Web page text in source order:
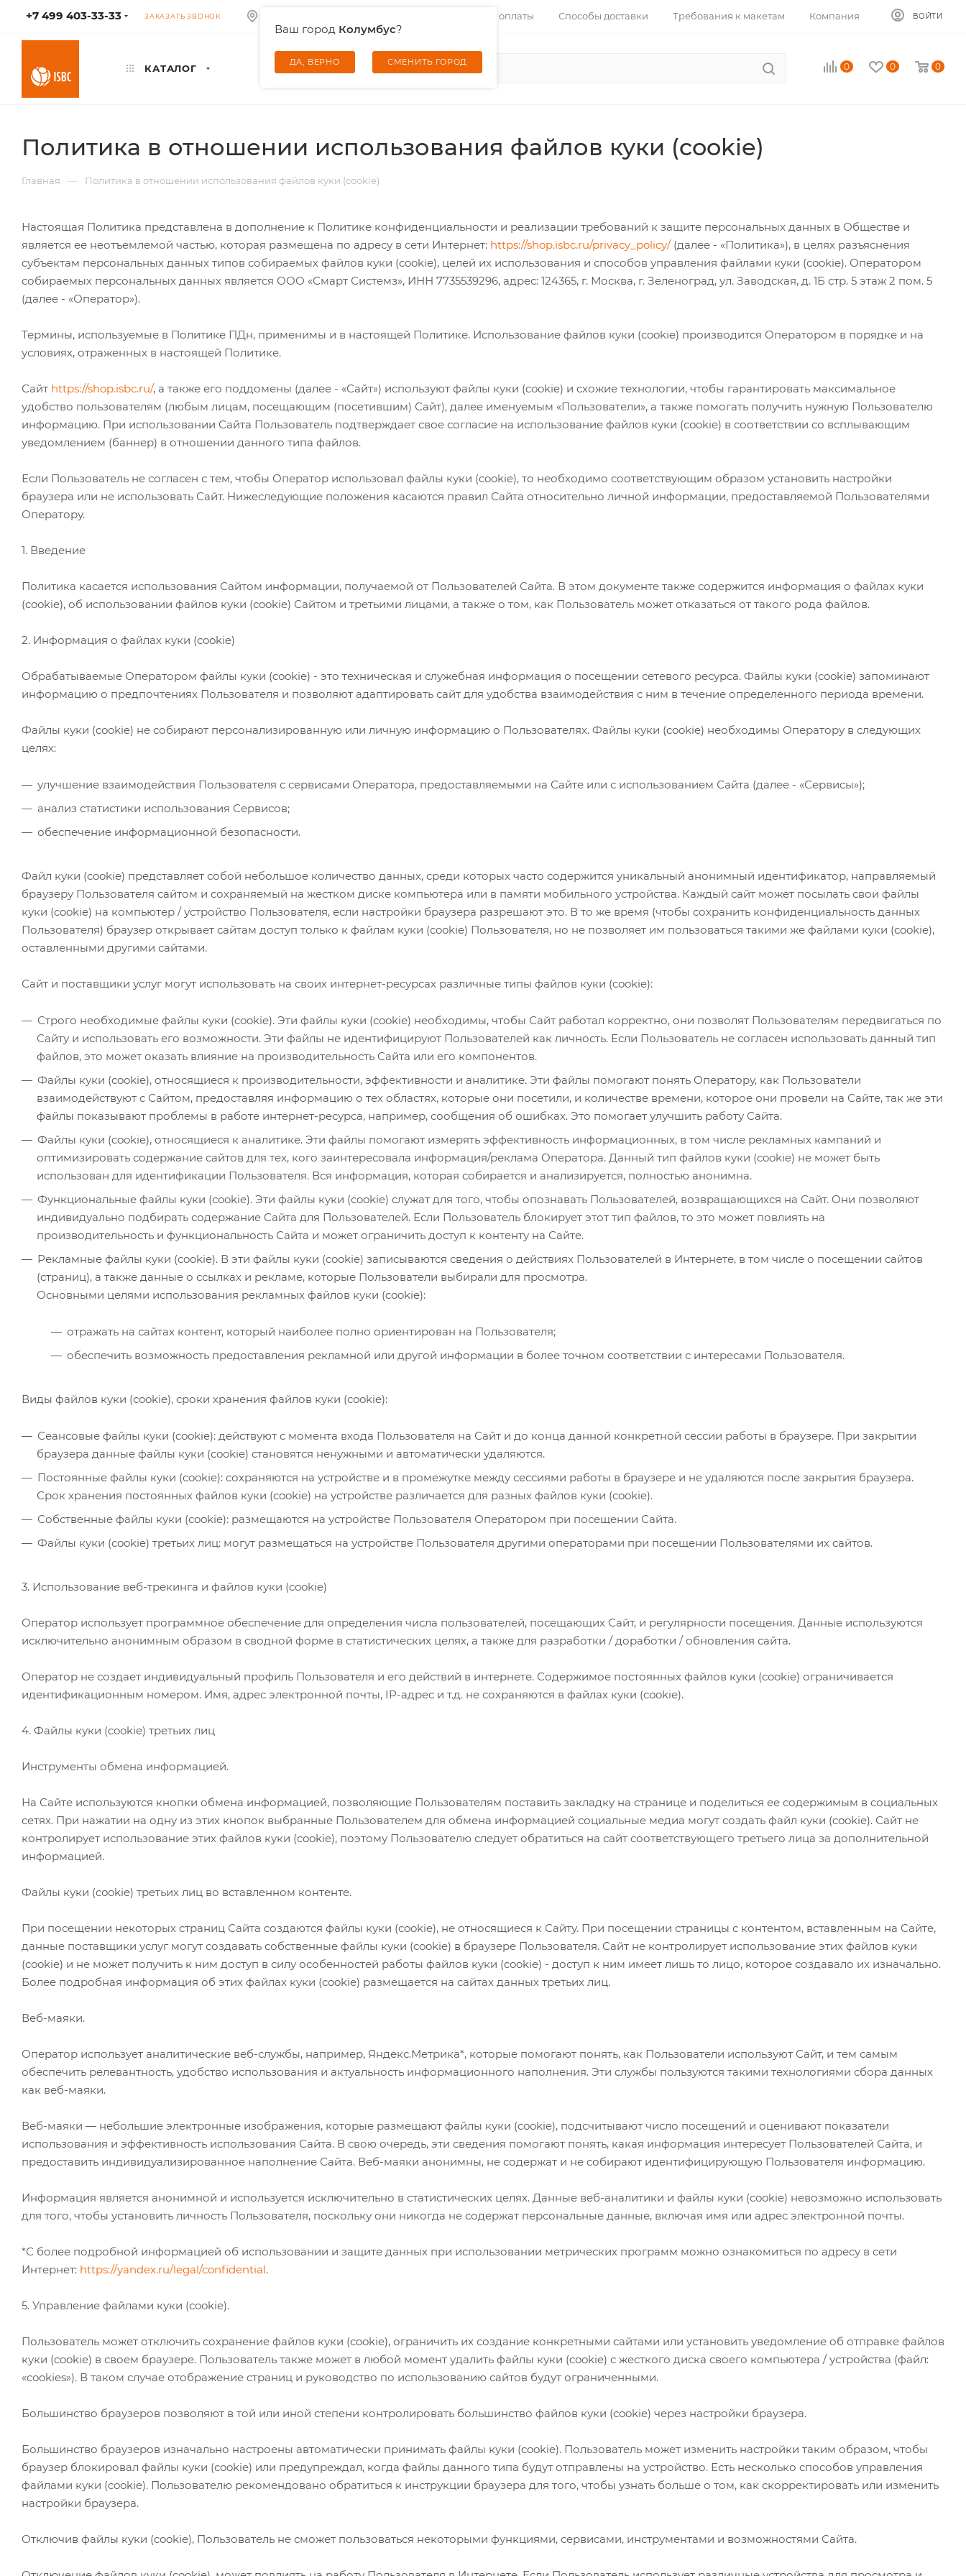
+7 499 403-33-33 ЗАКАЗАТЬ ЗВОНОК
Ваш город Колумбус?
ДА, ВЕРНО СМЕНИТЬ ГОРОД
Способы оплаты Способы доставки Требования к макетам Компания ВОЙТИ
КАТАЛОГ 0 0 0
Политика в отношении использования файлов куки (cookie)
Главная — Политика в отношении использования файлов куки (cookie)
Настоящая Политика представлена в дополнение к Политике конфиденциальности и реализации требований к защите персональных данных в Обществе и
является ее неотъемлемой частью, которая размещена по адресу в сети Интернет: https://shop.isbc.ru/privacy_policy/(далее - «Политика»), в целях разъяснения
субъектам персональных данных типов собираемых файлов куки (cookie), целей их использования и способов управления файлами куки (cookie). Оператором
собираемых персональных данных является ООО «Смарт Системз», ИНН 7735539296, адрес: 124365, г. Москва, г. Зеленоград, ул. Заводская, д. 1Б стр. 5 этаж 2 пом. 5
(далее - «Оператор»).
Термины, используемые в Политике ПДн, применимы и в настоящей Политике. Использование файлов куки (cookie) производится Оператором в порядке и на
условиях, отраженных в настоящей Политике.
Сайт https://shop.isbc.ru/, а также его поддомены (далее - «Сайт») используют файлы куки (cookie) и схожие технологии, чтобы гарантировать максимальное
удобство пользователям (любым лицам, посещающим (посетившим) Сайт), далее именуемым «Пользователи», а также помогать получить нужную Пользователю
информацию. При использовании Сайта Пользователь подтверждает свое согласие на использование файлов куки (cookie) в соответствии со всплывающим
уведомлением (баннер) в отношении данного типа файлов.
Если Пользователь не согласен с тем, чтобы Оператор использовал файлы куки (cookie), то необходимо соответствующим образом установить настройки
браузера или не использовать Сайт. Нижеследующие положения касаются правил Сайта относительно личной информации, предоставляемой Пользователями
Оператору.
1. Введение
Политика касается использования Сайтом информации, получаемой от Пользователей Сайта. В этом документе также содержится информация о файлах куки
(cookie), об использовании файлов куки (cookie) Сайтом и третьими лицами, а также о том, как Пользователь может отказаться от такого рода файлов.
2. Информация о файлах куки (cookie)
Обрабатываемые Оператором файлы куки (cookie) - это техническая и служебная информация о посещении сетевого ресурса. Файлы куки (cookie) запоминают
информацию о предпочтениях Пользователя и позволяют адаптировать сайт для удобства взаимодействия с ним в течение определенного периода времени.
Файлы куки (cookie) не собирают персонализированную или личную информацию о Пользователях. Файлы куки (cookie) необходимы Оператору в следующих
целях:
улучшение взаимодействия Пользователя с сервисами Оператора, предоставляемыми на Сайте или с использованием Сайта (далее - «Сервисы»);
анализ статистики использования Сервисов;
обеспечение информационной безопасности.
Файл куки (cookie) представляет собой небольшое количество данных, среди которых часто содержится уникальный анонимный идентификатор, направляемый
браузеру Пользователя сайтом и сохраняемый на жестком диске компьютера или в памяти мобильного устройства. Каждый сайт может посылать свои файлы
куки (cookie) на компьютер / устройство Пользователя, если настройки браузера разрешают это. В то же время (чтобы сохранить конфиденциальность данных
Пользователя) браузер открывает сайтам доступ только к файлам куки (cookie) Пользователя, но не позволяет им пользоваться такими же файлами куки (cookie),
оставленными другими сайтами.
Сайт и поставщики услуг могут использовать на своих интернет-ресурсах различные типы файлов куки (cookie):
Строго необходимые файлы куки (cookie). Эти файлы куки (cookie) необходимы, чтобы Сайт работал корректно, они позволят Пользователям передвигаться по
Сайту и использовать его возможности. Эти файлы не идентифицируют Пользователей как личность. Если Пользователь не согласен использовать данный тип
файлов, это может оказать влияние на производительность Сайта или его компонентов.
Файлы куки (cookie), относящиеся к производительности, эффективности и аналитике. Эти файлы помогают понять Оператору, как Пользователи
взаимодействуют с Сайтом, предоставляя информацию о тех областях, которые они посетили, и количестве времени, которое они провели на Сайте, так же эти
файлы показывают проблемы в работе интернет-ресурса, например, сообщения об ошибках. Это помогает улучшить работу Сайта.
Файлы куки (cookie), относящиеся к аналитике. Эти файлы помогают измерять эффективность информационных, в том числе рекламных кампаний и
оптимизировать содержание сайтов для тех, кого заинтересовала информация/реклама Оператора. Данный тип файлов куки (cookie) не может быть
использован для идентификации Пользователя. Вся информация, которая собирается и анализируется, полностью анонимна.
Функциональные файлы куки (cookie). Эти файлы куки (cookie) служат для того, чтобы опознавать Пользователей, возвращающихся на Сайт. Они позволяют
индивидуально подбирать содержание Сайта для Пользователей. Если Пользователь блокирует этот тип файлов, то это может повлиять на
производительность и функциональность Сайта и может ограничить доступ к контенту на Сайте.
Рекламные файлы куки (cookie). В эти файлы куки (cookie) записываются сведения о действиях Пользователей в Интернете, в том числе о посещении сайтов
(страниц), а также данные о ссылках и рекламе, которые Пользователи выбирали для просмотра.
Основными целями использования рекламных файлов куки (cookie):
отражать на сайтах контент, который наиболее полно ориентирован на Пользователя;
обеспечить возможность предоставления рекламной или другой информации в более точном соответствии с интересами Пользователя.
Виды файлов куки (cookie), сроки хранения файлов куки (cookie):
Сеансовые файлы куки (cookie): действуют с момента входа Пользователя на Сайт и до конца данной конкретной сессии работы в браузере. При закрытии
браузера данные файлы куки (cookie) становятся ненужными и автоматически удаляются.
Постоянные файлы куки (cookie): сохраняются на устройстве и в промежутке между сессиями работы в браузере и не удаляются после закрытия браузера.
Срок хранения постоянных файлов куки (cookie) на устройстве различается для разных файлов куки (cookie).
Собственные файлы куки (cookie): размещаются на устройстве Пользователя Оператором при посещении Сайта.
Файлы куки (cookie) третьих лиц: могут размещаться на устройстве Пользователя другими операторами при посещении Пользователями их сайтов.
3. Использование веб-трекинга и файлов куки (cookie)
Оператор использует программное обеспечение для определения числа пользователей, посещающих Сайт, и регулярности посещения. Данные используются
исключительно анонимным образом в сводной форме в статистических целях, а также для разработки / доработки / обновления сайта.
Оператор не создает индивидуальный профиль Пользователя и его действий в интернете. Содержимое постоянных файлов куки (cookie) ограничивается
идентификационным номером. Имя, адрес электронной почты, IP-адрес и т.д. не сохраняются в файлах куки (cookie).
4. Файлы куки (cookie) третьих лиц
Инструменты обмена информацией.
На Сайте используются кнопки обмена информацией, позволяющие Пользователям поставить закладку на странице и поделиться ее содержимым в социальных
сетях. При нажатии на одну из этих кнопок выбранные Пользователем для обмена информацией социальные медиа могут создать файл куки (cookie). Сайт не
контролирует использование этих файлов куки (cookie), поэтому Пользователю следует обратиться на сайт соответствующего третьего лица за дополнительной
информацией.
Файлы куки (cookie) третьих лиц во вставленном контенте.
При посещении некоторых страниц Сайта создаются файлы куки (cookie), не относящиеся к Сайту. При посещении страницы с контентом, вставленным на Сайте,
данные поставщики услуг могут создавать собственные файлы куки (cookie) в браузере Пользователя. Сайт не контролирует использование этих файлов куки
(cookie) и не может получить к ним доступ в силу особенностей работы файлов куки (cookie) - доступ к ним имеет лишь то лицо, которое создавало их изначально.
Более подробная информация об этих файлах куки (cookie) размещается на сайтах данных третьих лиц.
Веб-маяки.
Оператор использует аналитические веб-службы, например, Яндекс.Метрика*, которые помогают понять, как Пользователи используют Сайт, и тем самым
обеспечить релевантность, удобство использования и актуальность информационного наполнения. Эти службы пользуются такими технологиями сбора данных
как веб-маяки.
Веб-маяки — небольшие электронные изображения, которые размещают файлы куки (cookie), подсчитывают число посещений и оценивают показатели
использования и эффективность использования Сайта. В свою очередь, эти сведения помогают понять, какая информация интересует Пользователей Сайта, и
предоставить индивидуализированное наполнение Сайта. Веб-маяки анонимны, не содержат и не собирают идентифицирующую Пользователя информацию.
Информация является анонимной и используется исключительно в статистических целях. Данные веб-аналитики и файлы куки (cookie) невозможно использовать
для того, чтобы установить личность Пользователя, поскольку они никогда не содержат персональные данные, включая имя или адрес электронной почты.
*С более подробной информацией об использовании и защите данных при использовании метрических программ можно ознакомиться по адресу в сети
Интернет: https://yandex.ru/legal/confidential.
5. Управление файлами куки (cookie).
Пользователь может отключить сохранение файлов куки (cookie), ограничить их создание конкретными сайтами или установить уведомление об отправке файлов
куки (cookie) в своем браузере. Пользователь также может в любой момент удалить файлы куки (cookie) с жесткого диска своего компьютера / устройства (файл:
«cookies»). В таком случае отображение страниц и руководство по использованию сайтов будут ограниченными.
Большинство браузеров позволяют в той или иной степени контролировать большинство файлов куки (cookie) через настройки браузера.
Большинство браузеров изначально настроены автоматически принимать файлы куки (cookie). Пользователь может изменить настройки таким образом, чтобы
браузер блокировал файлы куки (cookie) или предупреждал, когда файлы данного типа будут отправлены на устройство. Есть несколько способов управления
файлами куки (cookie). Пользователю рекомендовано обратиться к инструкции браузера для того, чтобы узнать больше о том, как скорректировать или изменить
настройки браузера.
Отключив файлы куки (cookie), Пользователь не сможет пользоваться некоторыми функциями, сервисами, инструментами и возможностями Сайта.